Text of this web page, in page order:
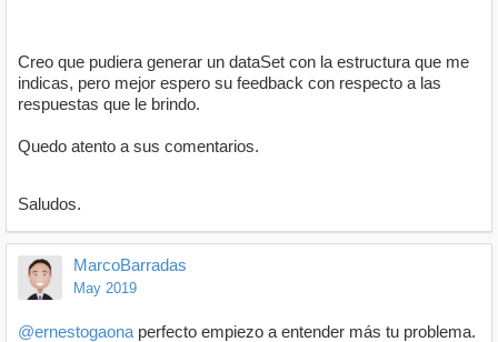
Creo que pudiera generar un dataSet con la estructura que me
indicas, pero mejor espero su feedback con respecto a las
respuestas que le brindo.
Quedo atento a sus comentarios.
Saludos.
MarcoBarradas
May 2019
@ernestogaona perfecto empiezo a entender más tu problema.